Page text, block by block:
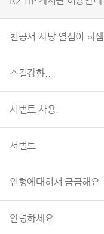
천공서 사냥 열심이 하셈
스킬강화..
서번트 사용.
서번트
인형에대허서 굼굼해요
안녕하세요